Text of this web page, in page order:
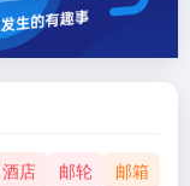
酒店 邮轮
邮箱